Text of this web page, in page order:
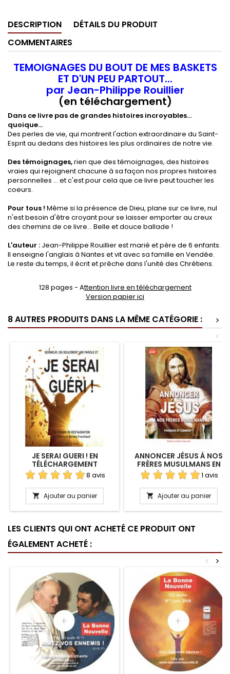
DESCRIPTION
DÉTAILS DU PRODUIT
COMMENTAIRES
TEMOIGNAGES DU BOUT DE MES BASKETS
ET D'UN PEU PARTOUT...
par Jean-Philippe Rouillier
(en téléchargement)
Dans ce livre pas de grandes histoires incroyables...
quoique...
Des perles de vie, qui montrent l'action extraordinaire du Saint-
Esprit au dedans des histoires les plus ordinaires de notre vie.
Des témoignages,rien que des témoignages, des histoires
vraies qui rejoignent chacune à sa façon nos propres histoires
personnelles ... et c'est pour cela que ce livre peut toucher les
coeurs.
Pour tous ! Même si la présence de Dieu, plane sur ce livre, nul
n'est besoin d'être croyant pour se laisser emporter au creux
des chemins de ce livre... Belle et douce ballade !
L'auteur : Jean-Philippe Rouillier est marié et père de 6 enfants.
Il enseigne l'anglais à Nantes et vit avec sa famille en Vendée.
Le reste du temps, il écrit et prêche dans l'unité des Chrétiens.
128 pages - Attention livre en téléchargement
Version papier ici
8 AUTRES PRODUITS DANS LA MÊME CATÉGORIE :
>
<
JE SERAI GUERI ! EN
TÉLÉCHARGEMENT
8 avis
 Ajouter au panier
ANNONCER JÉSUS À NOS
FRÈRES MUSULMANS EN
TÉLÉCHARGEMENT1 avis
 Ajouter au panier
LES CLIENTS QUI ONT ACHETÉ CE PRODUIT ONT
ÉGALEMENT ACHETÉ :
>
<